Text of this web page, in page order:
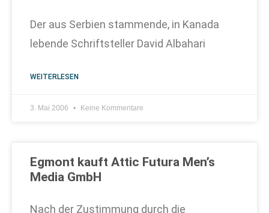
Der aus Serbien stammende, in Kanada
lebende Schriftsteller David Albahari
WEITERLESEN
3. Mai 2006 Keine Kommentare
Egmont kauft Attic Futura Men’s
Media GmbH
Nach der Zustimmung durch die